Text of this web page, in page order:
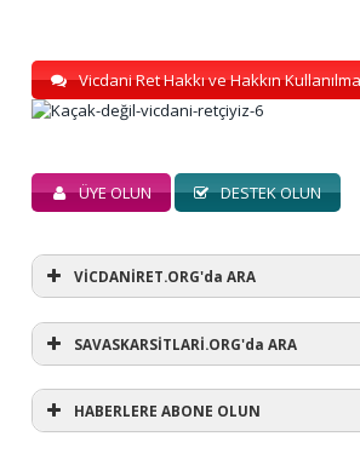
Vicdani Ret Hakkı ve Hakkın
ÜYE OLUN DESTEK OLUN
VİCDANİRET.ORG'da ARA
SAVASKARSİTLARİ.ORG'da ARA
HABERLERE ABONE OLUN